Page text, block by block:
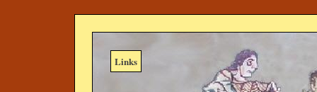
Links